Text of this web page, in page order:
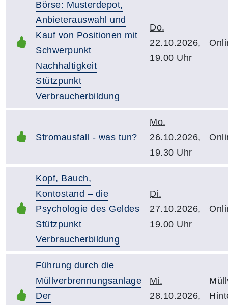
Börse: Musterdepot,
Anbieterauswahl und
Kauf von Positionen mit
Schwerpunkt
Nachhaltigkeit
Stützpunkt
Verbraucherbildung
Do.
22.10.2026,
19.00 Uhr
Stromausfall - was tun?
Mo.
26.10.2026,
19.30 Uhr
Kopf, Bauch,
Kontostand – die
Psychologie des Geldes
Stützpunkt
Verbraucherbildung
Di.
27.10.2026,
19.00 Uhr
Führung durch die
Müllverbrennungsanlage
Der
Mi.
28.10.2026,